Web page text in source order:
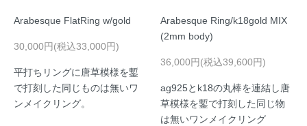
Arabesque FlatRing w/gold
30,000円(税込33,000円)
平打ちリングに唐草模様を鏨
で打刻した同じものは無いワ
ンメイクリング。
Arabesque Ring/k18gold MIX
(2mm body)
36,000円(税込39,600円)
ag925とk18の丸棒を連結し唐
草模様を鏨で打刻した同じ物
は無いワンメイクリング